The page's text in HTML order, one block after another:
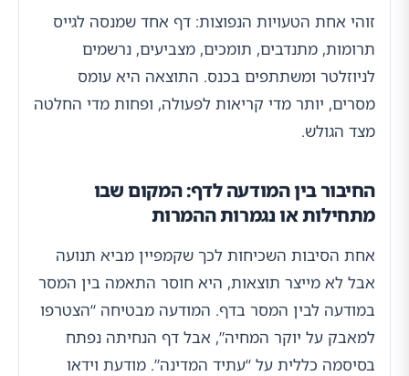
זוהי אחת הטעויות הנפוצות: דף אחד שמנסה לגייס
תרומות, מתנדבים, תומכים, מצביעים, נרשמים
לניוזלטר ומשתתפים בכנס. התוצאה היא עומס
מסרים, יותר מדי קריאות לפעולה, ופחות מדי החלטה
מצד הגולש.
החיבור בין המודעה לדף: המקום שבו
מתחילות או נגמרות ההמרות
אחת הסיבות השכיחות לכך שקמפיין מביא תנועה
אבל לא מייצר תוצאות, היא חוסר התאמה בין המסר
במודעה לבין המסר בדף. המודעה מבטיחה “הצטרפו
למאבק על יוקר המחיה”, אבל דף הנחיתה נפתח
בסיסמה כללית על “עתיד המדינה”. מודעת וידאו